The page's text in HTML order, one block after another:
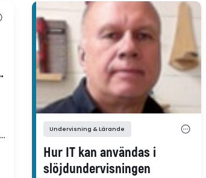
Undervisning & Lärande
Hur IT kan användas i
slöjdundervisningen